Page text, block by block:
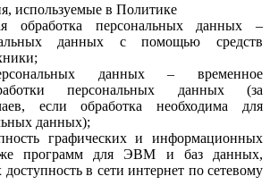
используемые в Политике
обработка персональных данных –
данных с помощью средств
данных – временное
персональных данных (за
если обработка необходима для
данных);
графических и информационных
программ для ЭВМ и баз данных,
в сети интернет по сетевому